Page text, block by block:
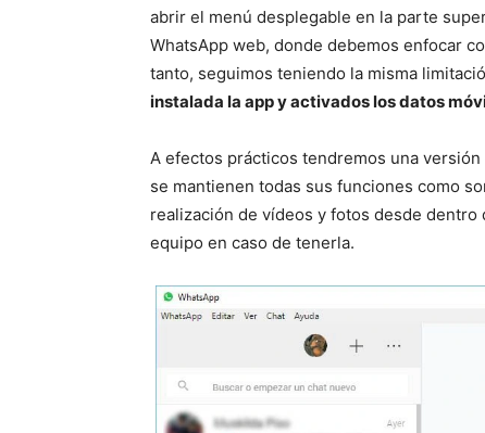
abrir el menú desplegable en la parte
WhatsApp web, donde debemos enfocar
tanto, seguimos teniendo la misma
instalada la app y activados los datos
A efectos prácticos tendremos una
se mantienen todas sus funciones como
realización de vídeos y fotos desde
equipo en caso de tenerla.